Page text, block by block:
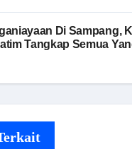
Di Sampang,
Tangkap Semua